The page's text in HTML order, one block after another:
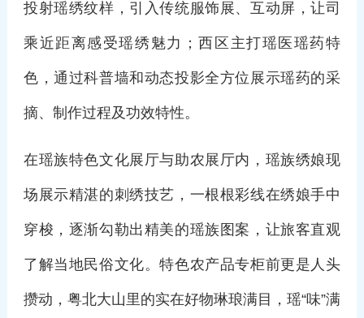
投射瑶绣纹样，引入传统服饰展、互动屏，让司
乘近距离感受瑶绣魅力；西区主打瑶医瑶药特
色，通过科普墙和动态投影全方位展示瑶药的采
摘、制作过程及功效特性。
在瑶族特色文化展厅与助农展厅内，瑶族绣娘现
场展示精湛的刺绣技艺，一根根彩线在绣娘手中
穿梭，逐渐勾勒出精美的瑶族图案，让旅客直观
了解当地民俗文化。特色农产品专柜前更是人头
攒动，粤北大山里的实在好物琳琅满目，瑶“味”满